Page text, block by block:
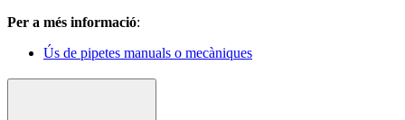
Per a més informació:
Ús de pipetes manuals o mecàniques